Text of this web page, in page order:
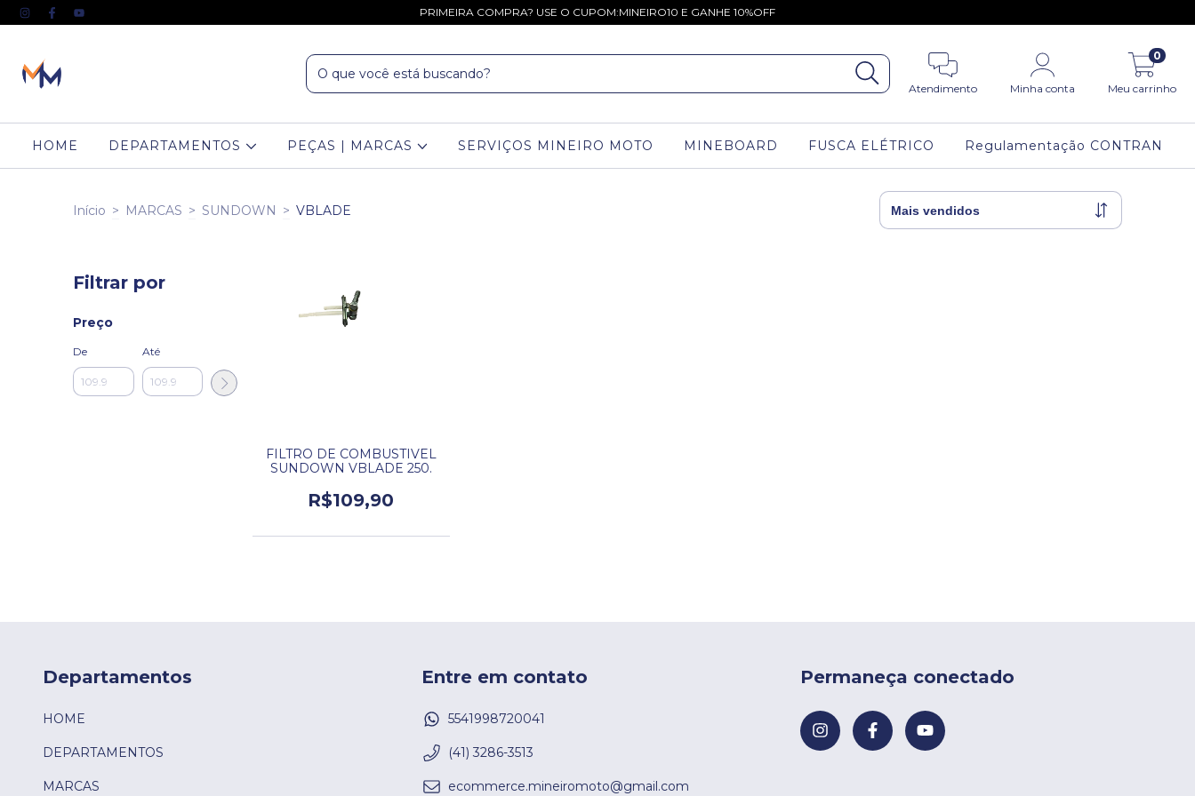
PRIMEIRA COMPRA? USE O CUPOM:MINEIRO10 E GANHE 10%OFF
Atendimento Minha conta Meu carrinho
0
HOME DEPARTAMENTOS PEÇAS | MARCAS SERVIÇOS MINEIRO MOTO MINEBOARD FUSCA ELÉTRICO Regulamentação CONTRAN
Início > MARCAS > SUNDOWN > VBLADE
Filtrar por
Preço
De Até
FILTRO DE COMBUSTIVEL
SUNDOWN VBLADE 250.
R$109,90
Departamentos
HOME
DEPARTAMENTOS
MARCAS
Entre em contato
5541998720041
(41) 3286-3513
ecommerce.mineiromoto@gmail.com
Permaneça conectado